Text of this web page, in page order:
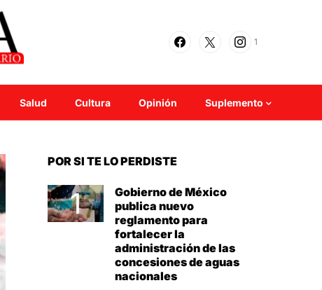
1
Salud Cultura Opinión Suplemento
POR SI TE LO PERDISTE
Gobierno de México
publica nuevo
reglamento para
fortalecer la
administración de las
concesiones de aguas
nacionales